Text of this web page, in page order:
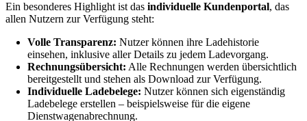
Ein besonderes Highlight ist das individuelle Kundenportal, das
allen Nutzern zur Verfügung steht:
Volle Transparenz: Nutzer können ihre Ladehistorie
einsehen, inklusive aller Details zu jedem Ladevorgang.
Rechnungsübersicht: Alle Rechnungen werden übersichtlich
bereitgestellt und stehen als Download zur Verfügung.
Individuelle Ladebelege: Nutzer können sich eigenständig
Ladebelege erstellen – beispielsweise für die eigene
Dienstwagenabrechnung.